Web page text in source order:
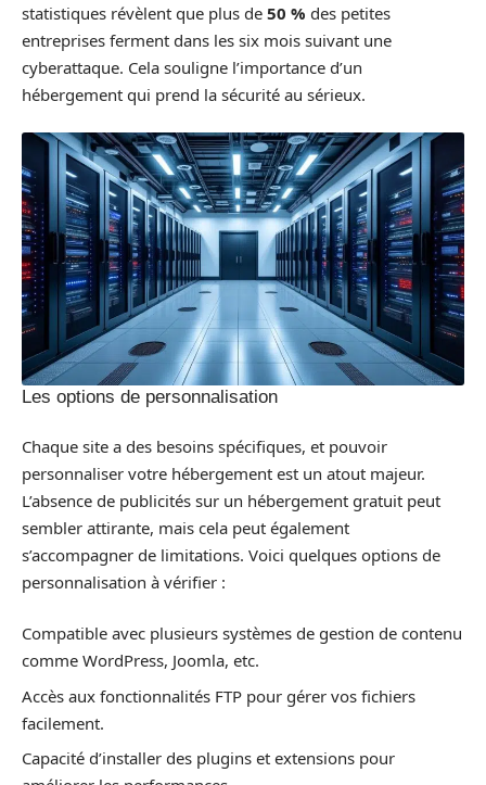
statistiques révèlent que plus de 50 % des petites
entreprises ferment dans les six mois suivant une
cyberattaque. Cela souligne l’importance d’un
hébergement qui prend la sécurité au sérieux.
Les options de personnalisation
Chaque site a des besoins spécifiques, et pouvoir
personnaliser votre hébergement est un atout majeur.
L’absence de publicités sur un hébergement gratuit peut
sembler attirante, mais cela peut également
s’accompagner de limitations. Voici quelques options de
personnalisation à vérifier :
Compatible avec plusieurs systèmes de gestion de contenu
comme WordPress, Joomla, etc.
Accès aux fonctionnalités FTP pour gérer vos fichiers
facilement.
Capacité d’installer des plugins et extensions pour